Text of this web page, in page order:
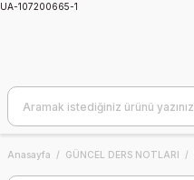
UA-107200665-1
Anasayfa GÜNCEL DERS NOTLARI